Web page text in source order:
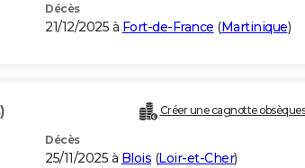
Décès
21/12/2025 à Fort-de-France (Martinique)
Créer une cagnotte obsèques
Décès
25/11/2025 à Blois (Loir-et-Cher)